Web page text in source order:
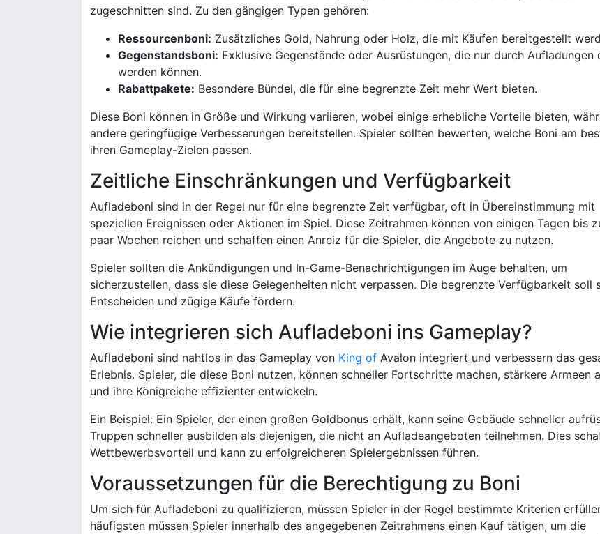
zugeschnitten sind. Zu den gängigen Typen gehören:
Ressourcenboni: Zusätzliches Gold, Nahrung oder Holz, die mit Käufen bereitgestellt
Gegenstandsboni: Exklusive Gegenstände oder Ausrüstungen, die nur durch Aufladungen
werden können.
Rabattpakete: Besondere Bündel, die für eine begrenzte Zeit mehr Wert bieten.
Diese Boni können in Größe und Wirkung variieren, wobei einige erhebliche Vorteile bieten,
andere geringfügige Verbesserungen bereitstellen. Spieler sollten bewerten, welche Boni am
ihren Gameplay-Zielen passen.
Zeitliche Einschränkungen und Verfügbarkeit
Aufladeboni sind in der Regel nur für eine begrenzte Zeit verfügbar, oft in Übereinstimmung mit
speziellen Ereignissen oder Aktionen im Spiel. Diese Zeitrahmen können von einigen Tagen bis
paar Wochen reichen und schaffen einen Anreiz für die Spieler, die Angebote zu nutzen.
Spieler sollten die Ankündigungen und In-Game-Benachrichtigungen im Auge behalten, um
sicherzustellen, dass sie diese Gelegenheiten nicht verpassen. Die begrenzte Verfügbarkeit soll
Entscheiden und zügige Käufe fördern.
Wie integrieren sich Aufladeboni ins Gameplay?
Aufladeboni sind nahtlos in das Gameplay von King of Avalon integriert und verbessern das
Erlebnis. Spieler, die diese Boni nutzen, können schneller Fortschritte machen, stärkere Armeen
und ihre Königreiche effizienter entwickeln.
Ein Beispiel: Ein Spieler, der einen großen Goldbonus erhält, kann seine Gebäude schneller
Truppen schneller ausbilden als diejenigen, die nicht an Aufladeangeboten teilnehmen. Dies
Wettbewerbsvorteil und kann zu erfolgreicheren Spielergebnissen führen.
Voraussetzungen für die Berechtigung zu Boni
Um sich für Aufladeboni zu qualifizieren, müssen Spieler in der Regel bestimmte Kriterien
häufigsten müssen Spieler innerhalb des angegebenen Zeitrahmens einen Kauf tätigen, um die